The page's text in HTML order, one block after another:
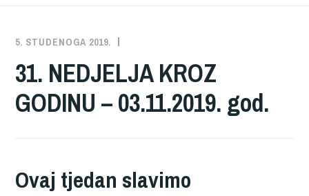
5. STUDENOGA 2019.
31. NEDJELJA KROZ
GODINU – 03.11.2019. god.
Ovaj tjedan slavimo